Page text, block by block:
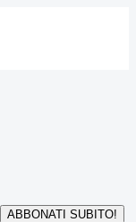
ABBONATI SUBITO!